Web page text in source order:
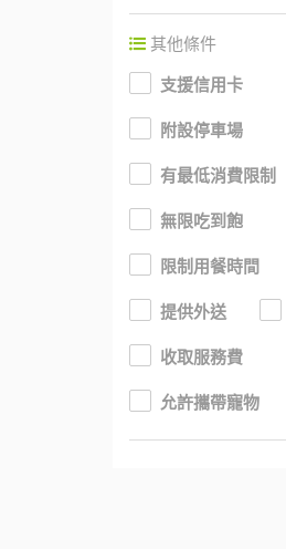
其他條件
支援信用卡
附設停車場
有最低消費限制
無限吃到飽
限制用餐時間
提供外送
收取服務費
允許攜帶寵物